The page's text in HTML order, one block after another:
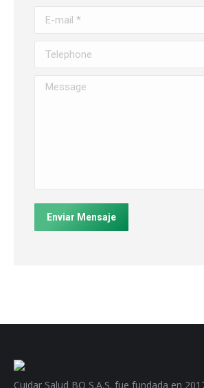
E-mail *
Telephone
Message
Enviar Mensaje
Cuidar Salud BQ S.A.S. fue fundada en